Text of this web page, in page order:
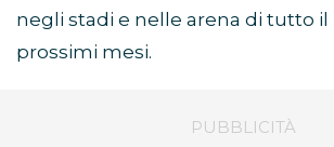
negli stadi e nelle arena di tutto
prossimi mesi.